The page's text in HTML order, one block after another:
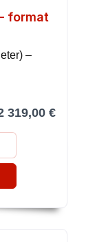
format
–
319,00 €